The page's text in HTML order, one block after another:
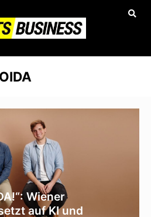
Wiener
auf KI und